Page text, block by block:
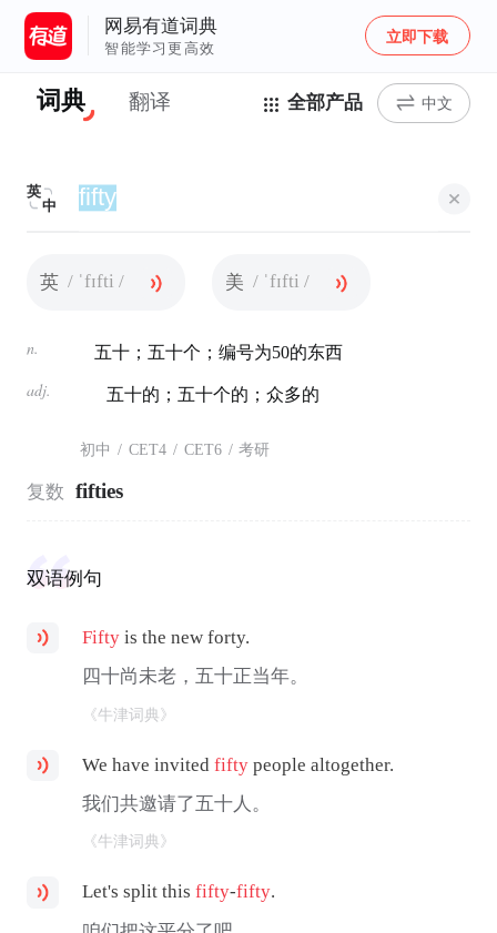
网易有道词典
智能学习更高效
立即下载
词典 翻译 全部产品 中文
英
中
英 / ˈfɪfti / 美 / ˈfɪfti /
n. 五十；五十个；编号为50的东西
adj. 五十的；五十个的；众多的
初中 / CET4 / CET6 / 考研
复数 fifties
双语例句
Fifty is the new forty.
四十尚未老，五十正当年。
《牛津词典》
We have invitedfifty people altogether.
我们共邀请了五十人。
《牛津词典》
Let's split thisfifty-fifty.